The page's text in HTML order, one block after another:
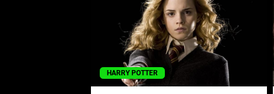
HARRY POTTER